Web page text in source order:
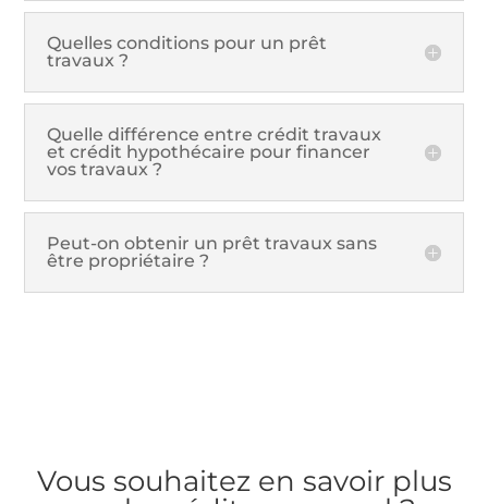
Quelles conditions pour un prêt
travaux ?
Quelle différence entre crédit travaux
et crédit hypothécaire pour financer
vos travaux ?
Peut-on obtenir un prêt travaux sans
être propriétaire ?
Vous souhaitez en savoir plus